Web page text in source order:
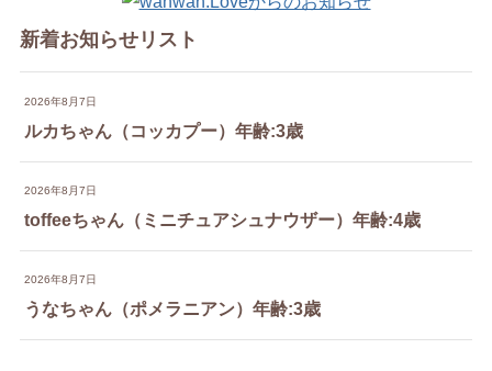
新着お知らせリスト
2026年8月7日
ルカちゃん（コッカプー）年齢:3歳
2026年8月7日
toffeeちゃん（ミニチュアシュナウザー）年齢:4歳
2026年8月7日
うなちゃん（ポメラニアン）年齢:3歳